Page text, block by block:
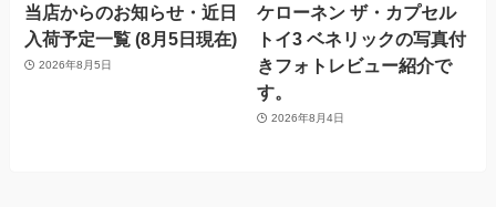
当店からのお知らせ・近日
入荷予定一覧 (8月5日現在)
2026年8月5日
ケローネン ザ・カプセル
トイ3 ベネリックの写真付
きフォトレビュー紹介で
す。
2026年8月4日